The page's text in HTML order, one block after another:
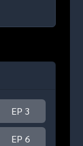
EP 3
EP 6